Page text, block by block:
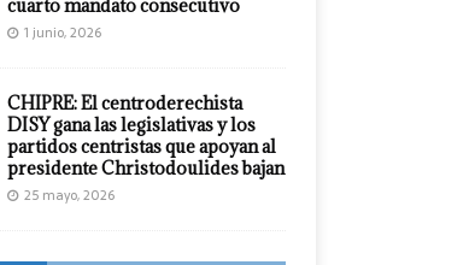
cuarto mandato consecutivo
1 junio, 2026
CHIPRE: El centroderechista
DISY gana las legislativas y los
partidos centristas que apoyan al
presidente Christodoulides bajan
25 mayo, 2026